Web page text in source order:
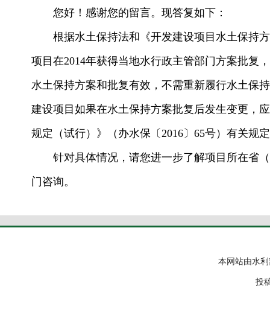
您好！感谢您的留言。现答复如下：
根据水土保持法和《开发建设项目水土保持方
项目在2014年获得当地水行政主管部门方案批复
水土保持方案和批复有效，不需重新履行水土保
建设项目如果在水土保持方案批复后发生变更，
规定（试行）》（办水保〔2016〕65号）有关规
针对具体情况，请您进一步了解项目所在省（
门咨询。
本网站由水
投